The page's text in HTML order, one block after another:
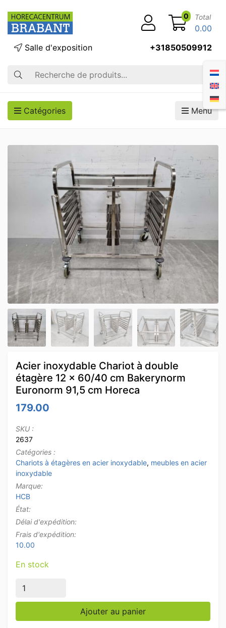
Recherche
Salle d'exposition +31850509912
0 Total
0.00
Catégories Menu
Acier inoxydable Chariot à double
étagère 12 x 60/40 cm Bakerynorm
Euronorm 91,5 cm Horeca
179.00
SKU :
2637
Catégories :
Chariots à étagères en acier inoxydable, meubles en acier
inoxydable
Marque:
HCB
État:
Délai d'expédition:
Frais d'expédition:
10.00
En stock
quantité de Acier inoxydable Chariot à double
Ajouter au panier